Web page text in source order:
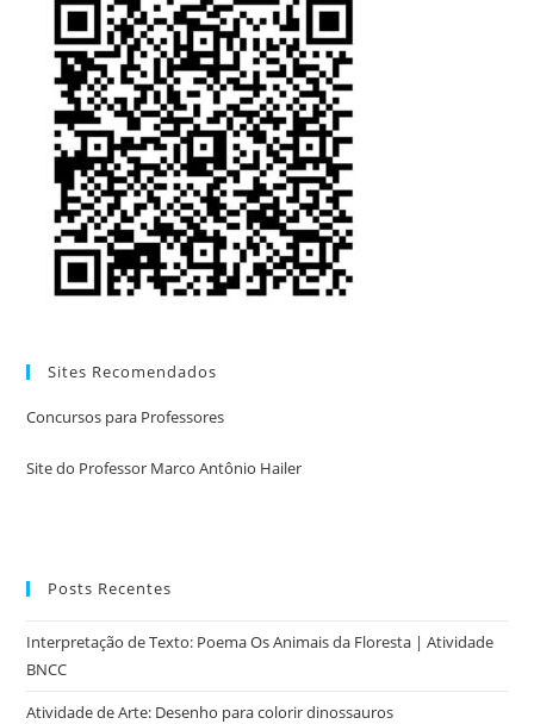
Sites Recomendados
Concursos para Professores
Site do Professor Marco Antônio Hailer
Posts Recentes
Interpretação de Texto: Poema Os Animais da Floresta | Atividade
BNCC
Atividade de Arte: Desenho para colorir dinossauros